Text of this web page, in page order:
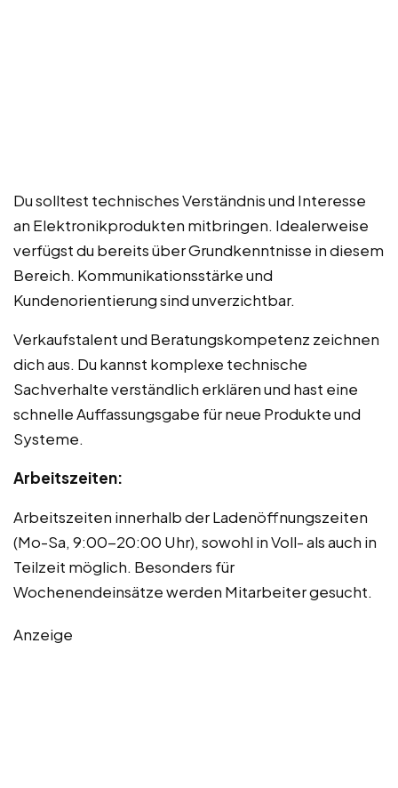
Du solltest technisches Verständnis und Interesse
an Elektronikprodukten mitbringen. Idealerweise
verfügst du bereits über Grundkenntnisse in diesem
Bereich. Kommunikationsstärke und
Kundenorientierung sind unverzichtbar.
Verkaufstalent und Beratungskompetenz zeichnen
dich aus. Du kannst komplexe technische
Sachverhalte verständlich erklären und hast eine
schnelle Auffassungsgabe für neue Produkte und
Systeme.
Arbeitszeiten:
Arbeitszeiten innerhalb der Ladenöffnungszeiten
(Mo-Sa, 9:00-20:00 Uhr), sowohl in Voll- als auch in
Teilzeit möglich. Besonders für
Wochenendeinsätze werden Mitarbeiter gesucht.
Anzeige